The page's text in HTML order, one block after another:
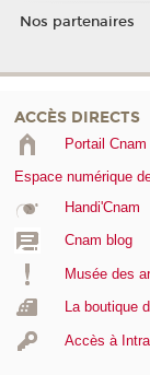
Nos partenaires
ACCÈS DIRECTS
Portail Cnam
Espace numérique
Handi'Cnam
Cnam blog
Musée des
La boutique
Accès à